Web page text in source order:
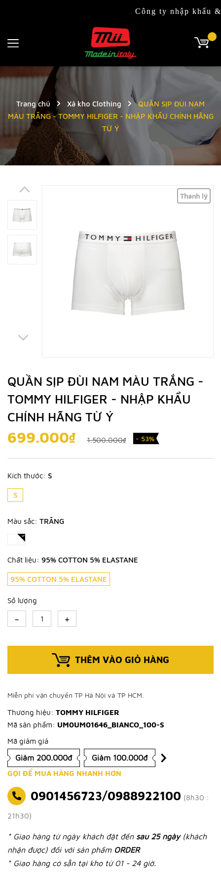
Công ty nhập khẩu &
Trang chủ Xả kho Clothing
QUẦN SỊP ĐÙI NAM
MÀU TRẮNG - TOMMY HILFIGER - NHẬP KHẨU CHÍNH HÃNG
TỪ Ý
Thanh lý
QUẦN SỊP ĐÙI NAM MÀU TRẮNG -
TOMMY HILFIGER - NHẬP KHẨU
CHÍNH HÃNG TỪ Ý
699.000₫ 1.500.000₫ - 53%
Kích thước: S
S
Màu sắc: TRẮNG
Chất liệu: 95% COTTON 5% ELASTANE
95% COTTON 5% ELASTANE
Số lượng
- +
THÊM VÀO GIỎ HÀNG
Miễn phí vận chuyển TP Hà Nội và TP HCM.
Thương hiệu: TOMMY HILFIGER
Mã sản phẩm: UM0UM01646_BIANCO_100-S
Mã giảm giá
Giảm 200.000đ Giảm 100.000đ
GỌI ĐỂ MUA HÀNG NHANH HƠN
0901456723/0988922100 (8h30 :
21h30)
* Giao hàng từ ngày khách đặt đến sau 25 ngày (khách
nhận được) đối với sản phẩm ORDER
* Giao hàng có sẵn tại kho từ 01 - 24 giờ.